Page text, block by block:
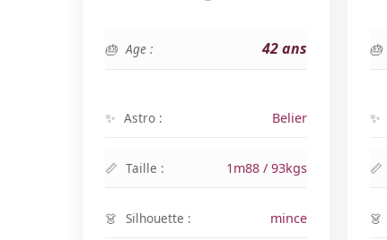
Age : 42 ans
Astro : Belier
Taille : 1m88 / 93kgs
Silhouette : mince